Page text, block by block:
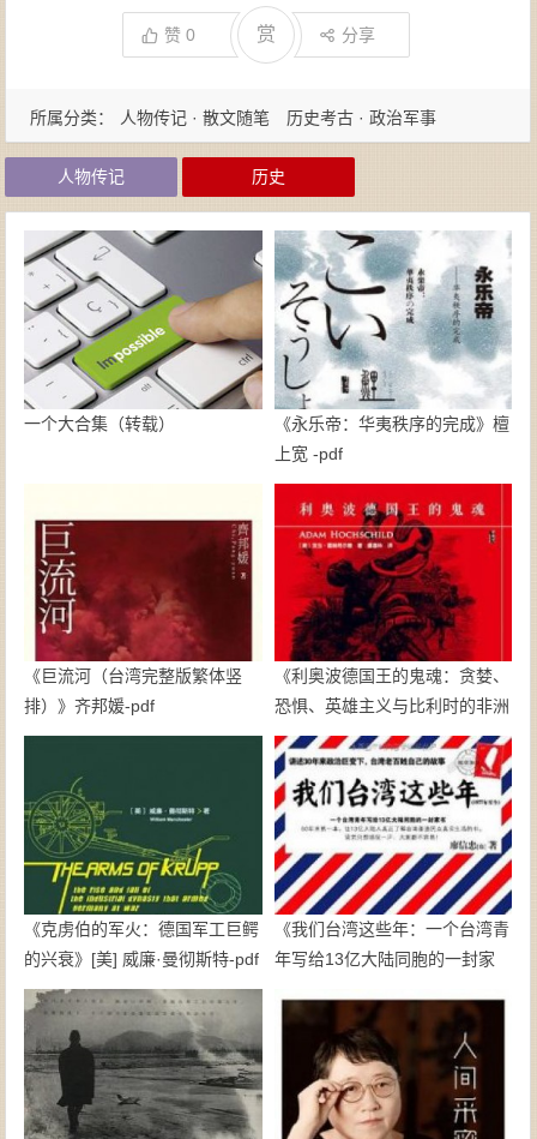
赞0 赏 分享
所属分类： 人物传记 · 散文随笔 历史考古 · 政治军事
人物传记 历史
一个大合集（转载）
《永乐帝：华夷秩序的完成》檀
上宽 -pdf
《巨流河（台湾完整版繁体竖
排）》齐邦媛-pdf
《利奥波德国王的鬼魂：贪婪、
恐惧、英雄主义与比利时的非洲
殖民地》亚当·霍赫希尔德-pdf
《克虏伯的军火：德国军工巨鳄
的兴衰》[美] 威廉·曼彻斯特-pdf
《我们台湾这些年：一个台湾青
年写给13亿大陆同胞的一封家